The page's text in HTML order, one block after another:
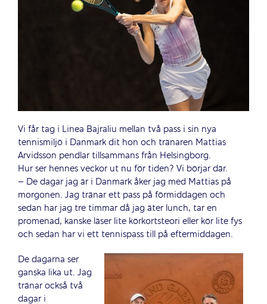
Vi får tag i Linea Bajraliu mellan två pass i sin nya
tennismiljö i Danmark dit hon och tränaren Mattias
Arvidsson pendlar tillsammans från Helsingborg.
Hur ser hennes veckor ut nu för tiden? Vi börjar där.
– De dagar jag är i Danmark åker jag med Mattias på
morgonen. Jag tränar ett pass på förmiddagen och
sedan har jag tre timmar då jag äter lunch, tar en
promenad, kanske läser lite körkortsteori eller kör lite fys
och sedan har vi ett tennispass till på eftermiddagen.
De dagarna ser
ganska lika ut. Jag
tränar också två
dagar i